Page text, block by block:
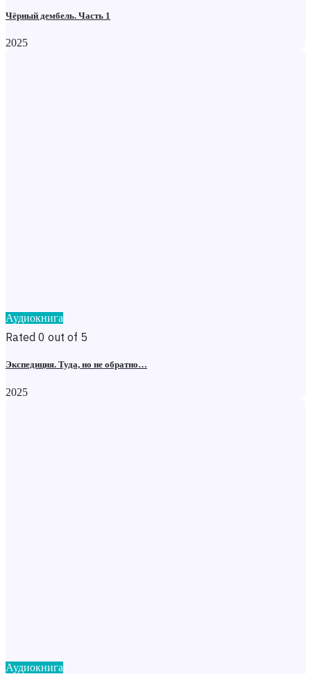
Чёрный дембель. Часть 1
2025
Аудиокнига
Rated 0 out of 5
Экспедиция. Туда, но не обратно…
2025
Аудиокнига